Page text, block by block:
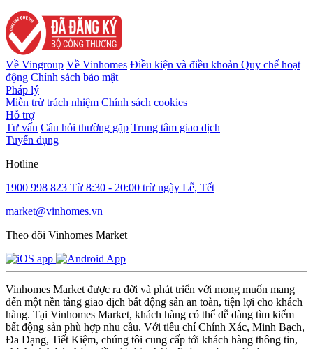
Về Vingroup Về Vinhomes Điều kiện và điều khoản Quy chế hoạt
động Chính sách bảo mật
Pháp lý
Miễn trừ trách nhiệm Chính sách cookies
Hỗ trợ
Tư vấn Câu hỏi thường gặp Trung tâm giao dịch
Tuyển dụng
Hotline
1900 998 823 Từ 8:30 - 20:00 trừ ngày Lễ, Tết
market@vinhomes.vn
Theo dõi Vinhomes Market
Vinhomes Market được ra đời và phát triển với mong muốn mang
đến một nền tảng giao dịch bất động sản an toàn, tiện lợi cho khách
hàng. Tại Vinhomes Market, khách hàng có thể dễ dàng tìm kiếm
bất động sản phù hợp nhu cầu. Với tiêu chí Chính Xác, Minh Bạch,
Đa Dạng, Tiết Kiệm, chúng tôi cung cấp tới khách hàng thông tin,